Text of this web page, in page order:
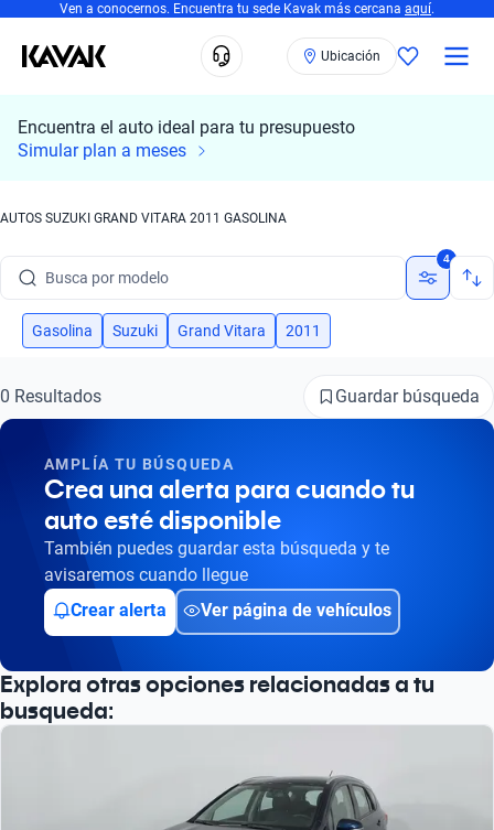
Ven a conocernos. Encuentra tu sede Kavak más cercana aquí.
Ubicación
Encuentra el auto ideal para tu presupuesto
Simular plan a meses
AUTOS SUZUKI GRAND VITARA 2011 GASOLINA
Busca por modelo
Busca por versión
Busca por marca
Busca por modelo
Busca por versión
Busca por año
4
Gasolina Suzuki Grand Vitara 2011
0 Resultados Guardar búsqueda
AMPLÍA TU BÚSQUEDA
Crea una alerta para cuando tu
auto esté disponible
También puedes guardar esta búsqueda y te
avisaremos cuando llegue
Crear alerta
Ver página de vehículos
Explora otras opciones relacionadas a tu
busqueda: